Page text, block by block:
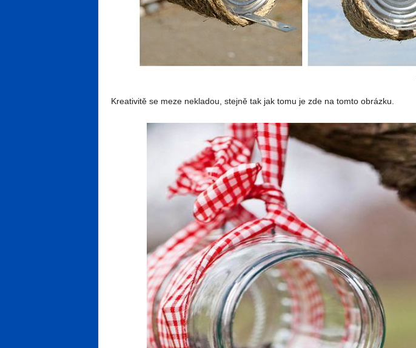
Kreativitě se meze nekladou, stejně tak jak tomu je zde na tomto obrázku.